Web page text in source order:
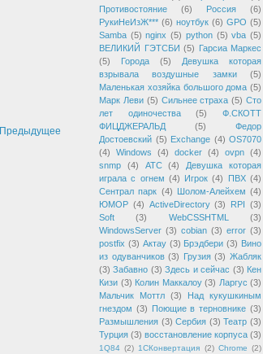
Предыдущее
Противостояние
(6) Россия
(6)
РукиНеИзЖ*** (6) ноутбук (6) GPO (5)
Samba (5) nginx (5) python (5) vba (5)
ВЕЛИКИЙ ГЭТСБИ (5)
Гарсиа Маркес
(5)
Города (5)
Девушка которая
взрывала воздушные замки
(5)
Маленькая хозяйка большого дома (5)
Марк Леви (5) Сильнее страха (5) Сто
лет одиночества
(5)
Ф.СКОТТ
ФИЦДЖЕРАЛЬД
(5)
Федор
Достоевский (5) Exchange (4) OS7070
(4)
Windows (4) docker (4) ovpn (4)
snmp
(4) АТС (4)
Девушка которая
играла с огнем (4) Игрок (4) ПВХ (4)
Сентрал парк (4) Шолом-Алейхем (4)
ЮМОР (4) ActiveDirectory (3) RPI
(3)
Soft
(3) WebCSSHTML
(3)
WindowsServer (3) cobian (3) error (3)
postfix (3) Актау (3) Брэдбери (3) Вино
из одуванчиков (3) Грузия (3) Жабляк
(3) Забавно (3) Здесь и сейчас (3) Кен
Кизи (3) Колин Маккалоу (3) Ларгус (3)
Мальчик Моттл (3)
Над кукушкиным
гнездом (3) Поющие в терновнике (3)
Размышления (3) Сербия (3) Театр (3)
Турция (3) восстановление корпуса (3)
1Q84 (2) 1СКонвертация (2) Chrome (2)